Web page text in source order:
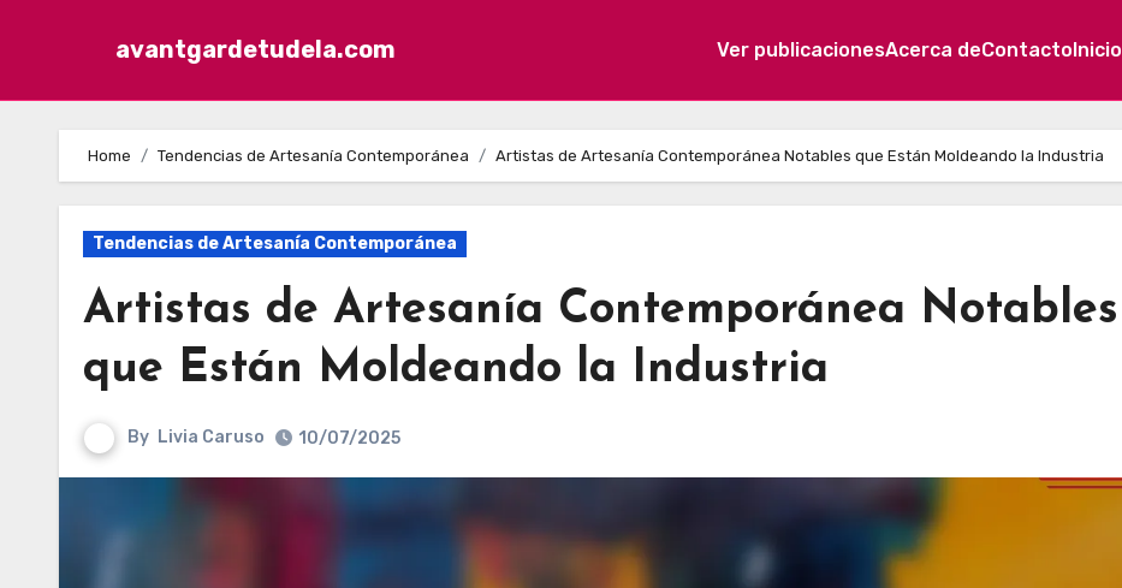
avantgardetudela.com Ver publicacionesAcerca deContactoInicio
Home Tendencias de Artesanía Contemporánea Artistas de Artesanía Contemporánea Notables que Están Moldeando la Industria
Tendencias de Artesanía Contemporánea
Artistas de Artesanía Contemporánea Notables
que Están Moldeando la Industria
By Livia Caruso 10/07/2025